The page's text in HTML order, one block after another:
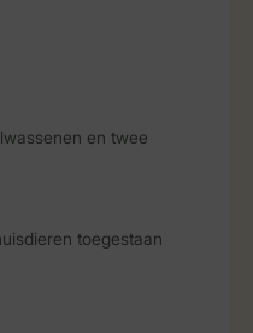
en twee
toegestaan